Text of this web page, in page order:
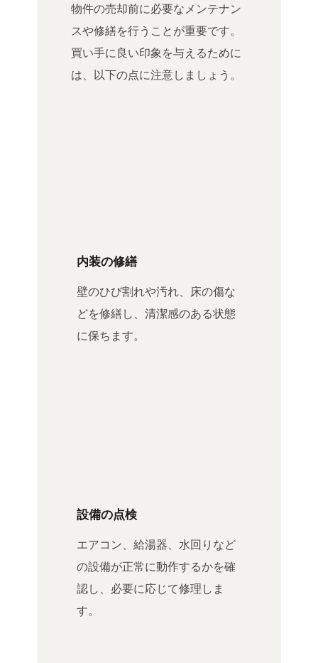
物件の売却前に必要なメンテナン
スや修繕を行うことが重要です。
買い手に良い印象を与えるために
は、以下の点に注意しましょう。
内装の修繕
壁のひび割れや汚れ、床の傷な
どを修繕し、清潔感のある状態
に保ちます。
設備の点検
エアコン、給湯器、水回りなど
の設備が正常に動作するかを確
認し、必要に応じて修理しま
す。